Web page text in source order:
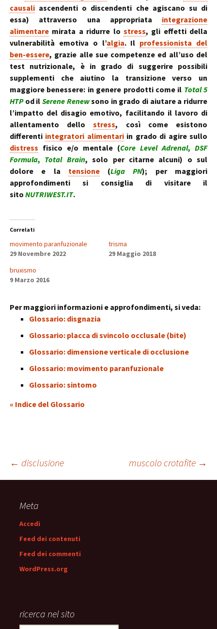
causali ascendenti o discendenti che agiscano su di
essa) attraverso una appropriata integrazione
alimentare mirata a ridurre lo stress, gli effetti della
vulnerabilità emotiva o l’algia. Il professionista del
ben-essere, grazie alle sue competenze ed all’uso del
test nutrizionale, è in grado di suggerire possibili
supplementi che aiutino la transizione verso un
maggiore benessere: in genere prodotti come il Total 5
HTPod il Serene Renewsono in grado di aiutare a ridurre
l’impatto del disagio emotivo, facilitando il lavoro di
allentamento dellostress, così come esistono
differenti integratori alimentariin grado di agire sullo
distress fisico e/o mentale (Core Level Adrenal, DSF
Formula, Total Brain, solo per citarne alcuni) o sul
dolore e la tensione(Liga PN); per maggiori
approfondimenti si consiglia di visitare il
sito NUTRIWEST.IT.
Correlati
movimento paranfuzionale
29 Novembre 2022
trisma
29 Maggio 2018
bruxismo
9 Marzo 2016
Per maggiori informazioni e approfondimenti, si veda:
Glossario: disgnazia
Glossario: placca di svincolo occlusale (bite)
Glossario: dimensione verticale di occlusione
Glossario: movimento paranfuzionale
Glossario: sintomo
« Indice del Glossario
Navigazione
articolo
← disclusione muscolo crotafite →
Meta
Accedi
Feed dei contenuti
Feed dei commenti
WordPress.org
ricerca nel sito